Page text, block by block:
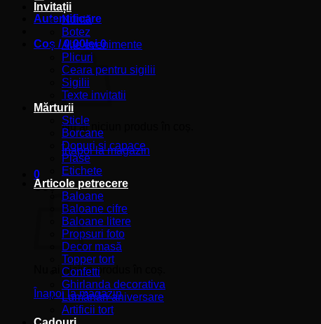
Autentificare
Coș /0,00lei 0
Nu ai niciun produs în coș.
Înapoi la magazin
0
Coș
Nu ai niciun produs în coș.
Înapoi la magazin
Invitații
Nuntă
Botez
Alte evenimente
Plicuri
Ceara pentru sigilii
Sigilii
Texte invitatii
Mărturii
Sticle
Borcane
Dopuri si capace
Plase
Etichete
Articole petrecere
Baloane
Baloane cifre
Baloane litere
Propsuri foto
Decor masă
Topper tort
Confetti
Ghirlanda decorativa
Lumânări aniversare
Artificii tort